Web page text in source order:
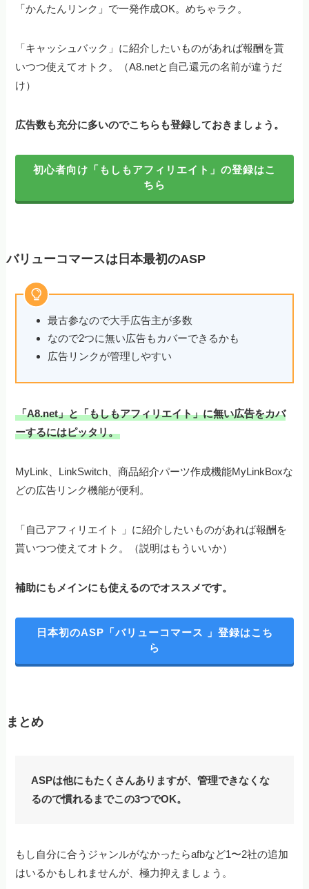
「かんたんリンク」で一発作成OK。めちゃラク。
「キャッシュバック」に紹介したいものがあれば報酬を貰
いつつ使えてオトク。（A8.netと自己還元の名前が違うだ
け）
広告数も充分に多いのでこちらも登録しておきましょう。
初心者向け「もしもアフィリエイト」の登録はこ
ちら
バリューコマースは日本最初のASP
最古参なので大手広告主が多数
なので2つに無い広告もカバーできるかも
広告リンクが管理しやすい
「A8.net」と「もしもアフィリエイト」に無い広告をカバ
ーするにはピッタリ。
MyLink、LinkSwitch、商品紹介パーツ作成機能MyLinkBoxな
どの広告リンク機能が便利。
「自己アフィリエイト 」に紹介したいものがあれば報酬を
貰いつつ使えてオトク。（説明はもういいか）
補助にもメインにも使えるのでオススメです。
日本初のASP「バリューコマース 」登録はこち
ら
まとめ
ASPは他にもたくさんありますが、管理できなくな
るので慣れるまでこの3つでOK。
もし自分に合うジャンルがなかったらafbなど1〜2社の追加
はいるかもしれませんが、極力抑えましょう。